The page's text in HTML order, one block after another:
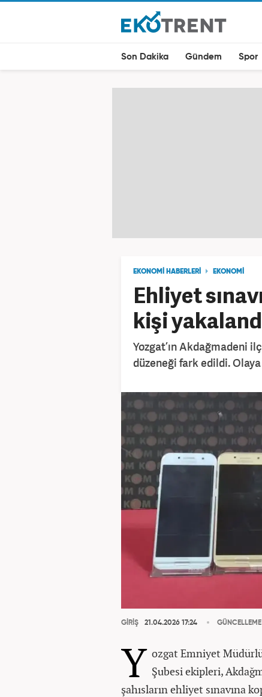
Son Dakika Gündem Spor
EKONOMİ HABERLERİ EKONOMİ
Ehliyet
kişi
Yozgat’ın Akdağmadeni
düzeneği fark edildi.
GİRİŞ 21.04.2026 17:24 GÜNCELLEME
Y ozgat Emniyet
Şubesi ekipleri,
şahısların ehliyet sınavına